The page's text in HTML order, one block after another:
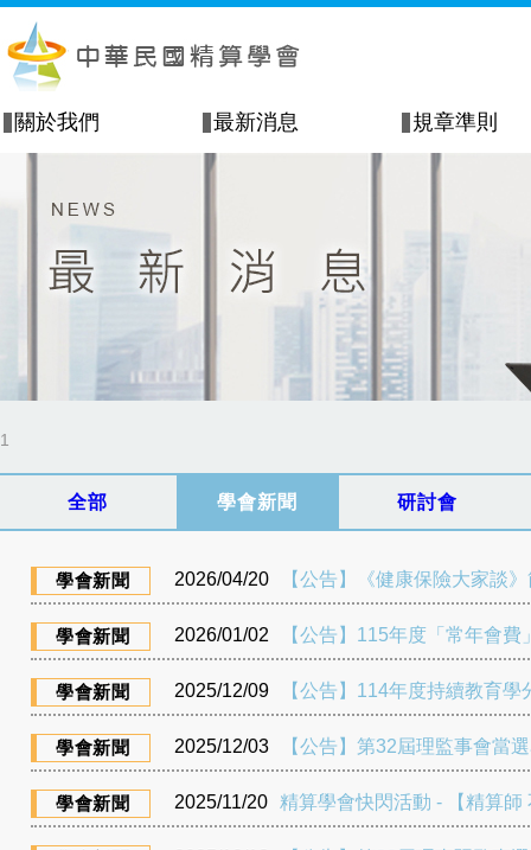
關於我們 最新消息 規章準則
1
全部 學會新聞 研討會
學會新聞 2026/04/20 【公告】《健康保險大家談
學會新聞 2026/01/02 【公告】115年度「常年會費
學會新聞 2025/12/09 【公告】114年度持續教育
學會新聞 2025/12/03 【公告】第32屆理監事會當
學會新聞 2025/11/20 精算學會快閃活動 - 【精算師